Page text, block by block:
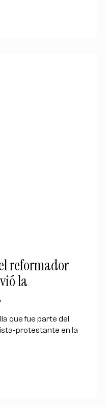
reformador
la
que fue parte del
protestante en la